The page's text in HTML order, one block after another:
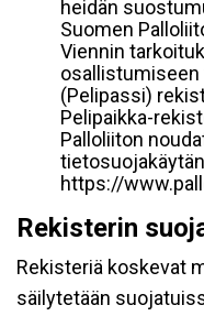
heidän
Suomen
Viennin
osallistumiseen
(Pelipassi)
Pelipaikka-
Palloliiton
https://
Rekisterin
Rekisteriä koskevat
säilytetään